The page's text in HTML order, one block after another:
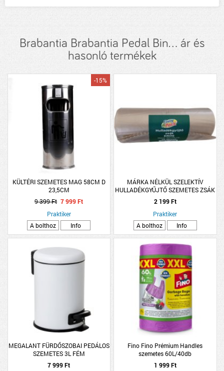
Brabantia Brabantia Pedal Bin... ár és
hasonló termékek
KÜLTÉRI SZEMETES MAG 58CM D
23,5CM
-15%
9 399 Ft 7 999 Ft
Praktiker
A bolthoz
Info
MÁRKA NÉLKÜL SZELEKTÍV
HULLADÉKGYŰJTŐ SZEMETES ZSÁK
10 DB, NATÚR, ROLLOS
2 199 Ft
Praktiker
A bolthoz
Info
MEGALANT FÜRDŐSZOBAI PEDÁLOS
SZEMETES 3L FÉM
7 999 Ft
Fino Fino Prémium Handles
szemetes 60L/40db
1 999 Ft